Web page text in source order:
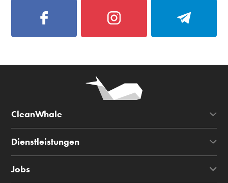
CleanWhale
Dienstleistungen
Jobs